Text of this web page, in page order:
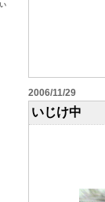
2006/11/29
いじけ中